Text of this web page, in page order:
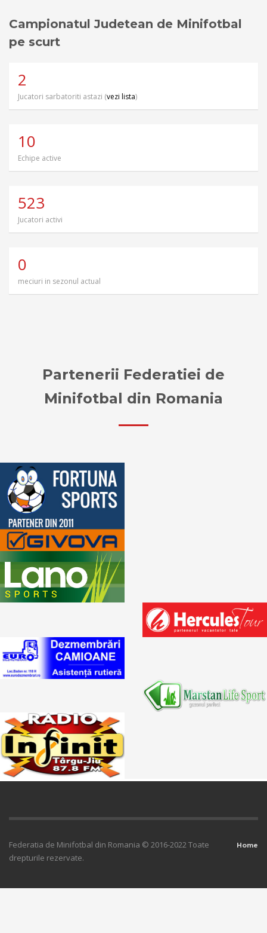
Campionatul Judetean de Minifotbal
pe scurt
2
Jucatori sarbatoriti astazi (vezi lista)
10
Echipe active
523
Jucatori activi
0
meciuri in sezonul actual
Partenerii Federatiei de
Minifotbal din Romania
Home
Federatia de Minifotbal din Romania © 2016-2022 Toate
drepturile rezervate.